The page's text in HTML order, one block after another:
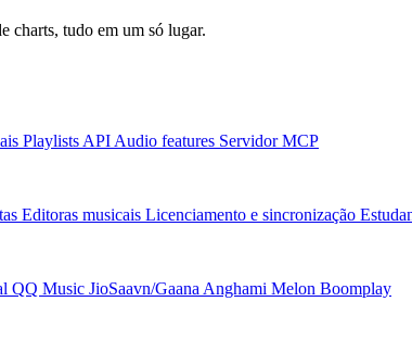
charts, tudo em um só lugar.
Playlists API Audio features Servidor MCP
Editoras musicais Licenciamento e sincronização
QQ Music JioSaavn/Gaana Anghami Melon Boomplay